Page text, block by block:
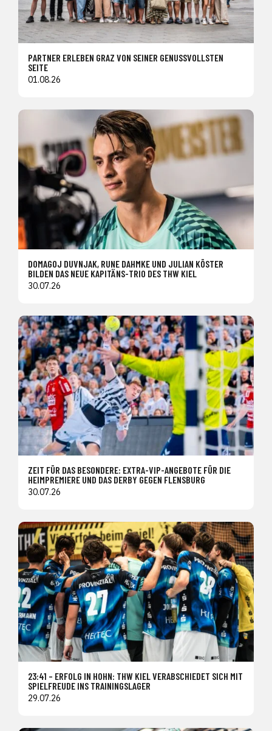
PARTNER ERLEBEN GRAZ VON SEINER GENUSSVOLLSTEN
SEITE
01.08.26
DOMAGOJ DUVNJAK, RUNE DAHMKE UND JULIAN KÖSTER
BILDEN DAS NEUE KAPITÄNS-TRIO DES THW KIEL
30.07.26
ZEIT FÜR DAS BESONDERE: EXTRA-VIP-ANGEBOTE FÜR DIE
HEIMPREMIERE UND DAS DERBY GEGEN FLENSBURG
30.07.26
23:41 – ERFOLG IN HOHN: THW KIEL VERABSCHIEDET SICH MIT
SPIELFREUDE INS TRAININGSLAGER
29.07.26